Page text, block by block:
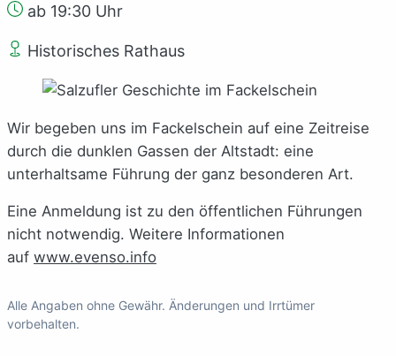
ab 19:30 Uhr
Historisches Rathaus
Wir begeben uns im Fackelschein auf eine Zeitreise
durch die dunklen Gassen der Altstadt: eine
unterhaltsame Führung der ganz besonderen Art.
Eine Anmeldung ist zu den öffentlichen Führungen
nicht notwendig. Weitere Informationen
auf www.evenso.info
Alle Angaben ohne Gewähr. Änderungen und Irrtümer
vorbehalten.